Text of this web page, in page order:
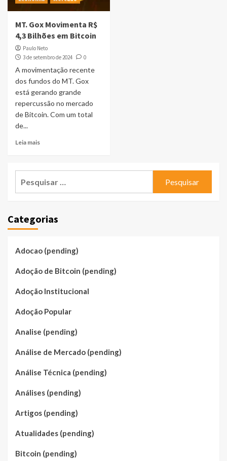
MT. Gox Movimenta R$
4,3 Bilhões em Bitcoin
Paulo Neto
3 de setembro de 2024
0
A movimentação recente
dos fundos do MT. Gox
está gerando grande
repercussão no mercado
de Bitcoin. Com um total
de...
Leia mais
Categorias
Adocao (pending)
Adoção de Bitcoin (pending)
Adoção Institucional
Adoção Popular
Analise (pending)
Análise de Mercado (pending)
Análise Técnica (pending)
Análises (pending)
Artigos (pending)
Atualidades (pending)
Bitcoin (pending)